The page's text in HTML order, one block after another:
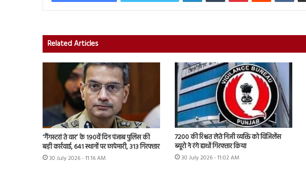
Related Articles
‘गैंगस्टरां ते वार’ के 190वें दिन पंजाब पुलिस की
बड़ी कार्रवाई, 641 स्थानों पर छापेमारी, 313 गिरफ्तार
30 July 2026 - 11:16 AM
7200 की रिश्वत लेते निजी व्यक्ति को विजिलेंस
ब्यूरो ने रंगे हाथों गिरफ्तार किया
30 July 2026 - 11:02 AM